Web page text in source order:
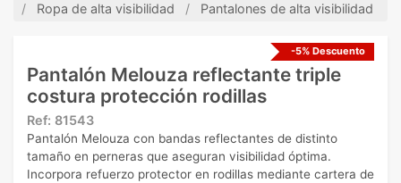
Ropa de alta visibilidad Pantalones de alta visibilidad
-5% Descuento
Pantalón Melouza reflectante triple
costura protección rodillas
Ref: 81543
Pantalón Melouza con bandas reflectantes de distinto
tamaño en perneras que aseguran visibilidad óptima.
Incorpora refuerzo protector en rodillas mediante cartera de